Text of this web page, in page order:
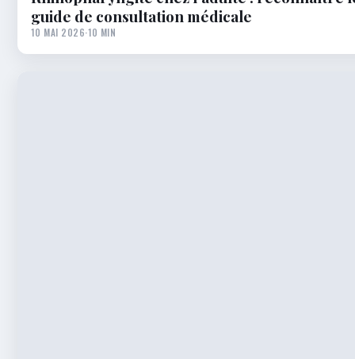
guide de consultation médicale
10 MAI 2026·10 MIN